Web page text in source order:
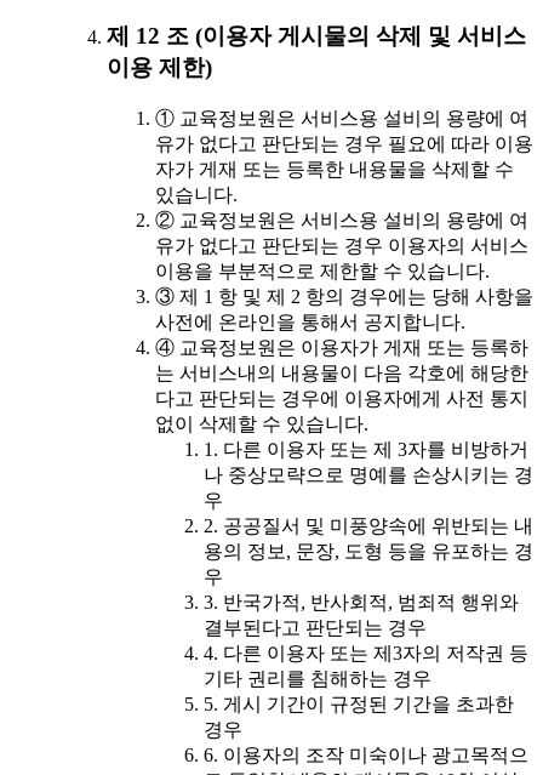
제 12 조 (이용자 게시물의 삭제 및 서비스
이용 제한)
① 교육정보원은 서비스용 설비의 용량에 여
유가 없다고 판단되는 경우 필요에 따라 이용
자가 게재 또는 등록한 내용물을 삭제할 수
있습니다.
② 교육정보원은 서비스용 설비의 용량에 여
유가 없다고 판단되는 경우 이용자의 서비스
이용을 부분적으로 제한할 수 있습니다.
③ 제 1 항 및 제 2 항의 경우에는 당해 사항을
사전에 온라인을 통해서 공지합니다.
④ 교육정보원은 이용자가 게재 또는 등록하
는 서비스내의 내용물이 다음 각호에 해당한
다고 판단되는 경우에 이용자에게 사전 통지
없이 삭제할 수 있습니다.
1. 다른 이용자 또는 제 3자를 비방하거
나 중상모략으로 명예를 손상시키는 경
우
2. 공공질서 및 미풍양속에 위반되는 내
용의 정보, 문장, 도형 등을 유포하는 경
우
3. 반국가적, 반사회적, 범죄적 행위와
결부된다고 판단되는 경우
4. 다른 이용자 또는 제3자의 저작권 등
기타 권리를 침해하는 경우
5. 게시 기간이 규정된 기간을 초과한
경우
6. 이용자의 조작 미숙이나 광고목적으